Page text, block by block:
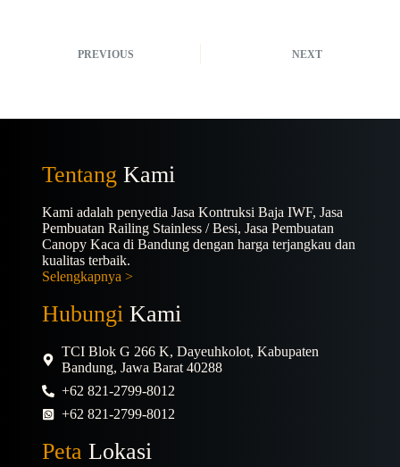
PREVIOUS NEXT
Tentang Kami
Kami adalah penyedia Jasa Kontruksi Baja IWF, Jasa
Pembuatan Railing Stainless / Besi, Jasa Pembuatan
Canopy Kaca di Bandung dengan harga terjangkau dan
kualitas terbaik.
Selengkapnya >
Hubungi Kami
TCI Blok G 266 K, Dayeuhkolot, Kabupaten
Bandung, Jawa Barat 40288
+62 821-2799-8012
+62 821-2799-8012
Peta Lokasi